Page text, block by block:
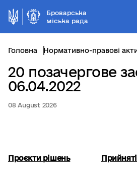
Броварська
міська рада
Головна Нормативно-правові
20 позачергове
06.04.2022
08 August 2026
Проєкти рішень